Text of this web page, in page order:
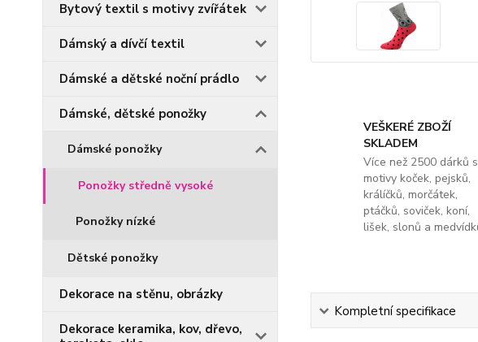
Bytový textil s motivy zvířátek
Dámský a dívčí textil
Dámské a dětské noční prádlo
Dámské, dětské ponožky
Dámské ponožky
Ponožky středně vysoké
Ponožky nízké
Dětské ponožky
Dekorace na stěnu, obrázky
Dekorace keramika, kov, dřevo,
VEŠKERÉ ZBOŽÍ
SKLADEM
Více než 2500 dárků s
motivy koček, pejsků,
králíčků, morčátek,
ptáčků, soviček, koní,
lišek, slonů a
Kompletní specifikace